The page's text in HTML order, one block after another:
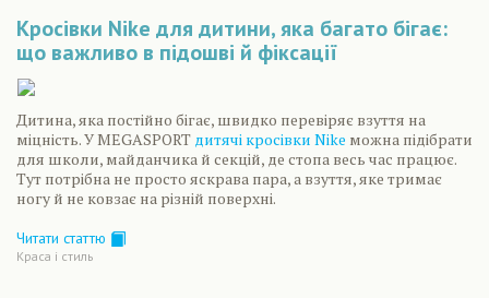
Кросівки Nike для дитини, яка багато бігає:
що важливо в підошві й фіксації
Дитина, яка постійно бігає, швидко перевіряє взуття на
міцність. У MEGASPORT дитячі кросівки Nike можна підібрати
для школи, майданчика й секцій, де стопа весь час працює.
Тут потрібна не просто яскрава пара, а взуття, яке тримає
ногу й не ковзає на різній поверхні.
Читати статтю
Краса і стиль